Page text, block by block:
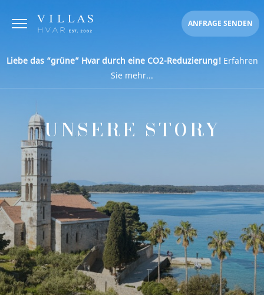
ANFRAGE SENDEN
Liebe das “grüne” Hvar durch eine CO2-Reduzierung!Erfahren
Sie mehr...
UNSERE STORY